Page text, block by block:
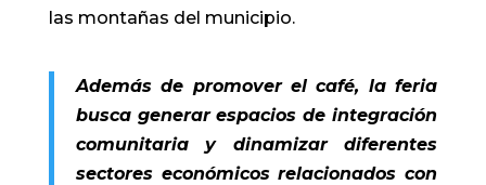
las montañas del municipio.
Además de promover el café, la feria
busca generar espacios de integración
comunitaria y dinamizar diferentes
sectores económicos relacionados con